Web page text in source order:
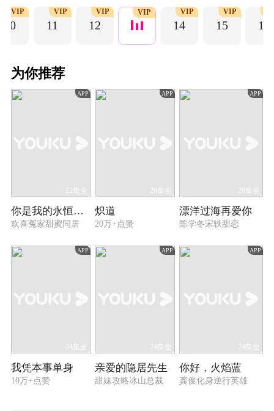
磨练棋艺，让更多的年轻人关注围棋，成为传承
中国围棋精神的新生代力量。
10
VIP
11
VIP
12
VIP VIP
14
VIP
15
VIP
16
为你推荐
APP
22集全
你是我的永恒星辰
欢喜冤家甜蜜同居
APP
26集全
炽道
20万+点赞
APP
28集全
漂洋过海再爱你
陈学冬宋轶甜恋
APP
24集全
我凭本事单身
10万+点赞
APP
24集全
亲爱的隐居先生
甜妹攻略冰山总裁
APP
24集全
你好，火焰蓝
龚俊化身逆行英雄